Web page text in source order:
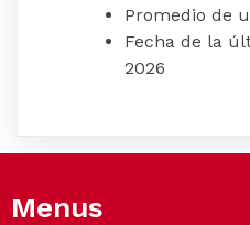
Promedio de
Fecha de la
2026
Menus